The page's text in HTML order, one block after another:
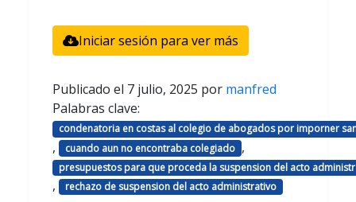
Iniciar sesión para ver más
Publicado el 7 julio, 2025 por manfred
Palabras clave:
condenatoria en costas al colegio de abogados por imporner
, cuando aun no encontraba colegiado ,
presupuestos para que proceda la suspension del acto
, rechazo de suspension del acto administrativo